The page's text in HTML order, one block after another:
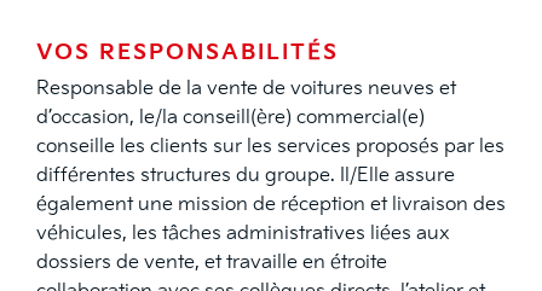
VOS RESPONSABILITÉS
Responsable de la vente de voitures neuves et
d’occasion, le/la conseill(ère) commercial(e)
conseille les clients sur les services proposés par les
différentes structures du groupe. Il/Elle assure
également une mission de réception et livraison des
véhicules, les tâches administratives liées aux
dossiers de vente, et travaille en étroite